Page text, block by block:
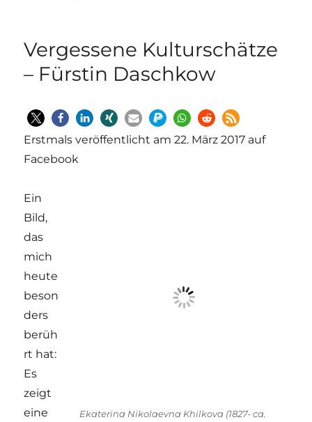
Vergessene Kulturschätze
– Fürstin Daschkow
Erstmals veröffentlicht am 22. März 2017 auf
Facebook
Ekaterina Nikolaevna Khilkova (1827- ca.
Ein
Bild,
das
mich
heute
beson
ders
berüh
rt hat:
Es
zeigt
eine